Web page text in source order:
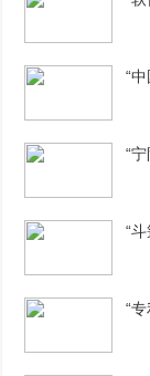
“
“
“
“